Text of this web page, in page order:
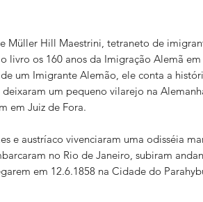
Müller Hill Maestrini, tetraneto de
livro os 160 anos da Imigração Alemã em
um Imigrante Alemão, ele conta a
deixaram um pequeno vilarejo na
em Juiz de Fora.
e austríaco vivenciaram uma odisséia
no Rio de Janeiro, subiram
em 12.6.1858 na Cidade do